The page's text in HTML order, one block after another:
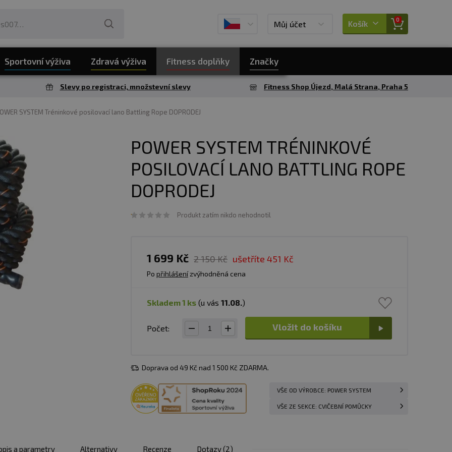
Můj účet Košík 0
Sportovní výživa Zdravá výživa Fitness doplňky Značky
Slevy po registraci, množstevní slevy Fitness Shop Újezd, Malá Strana, Praha 5
SYSTEM Tréninkové posilovací lano Battling Rope DOPRODEJ
POWER SYSTEM TRÉNINKOVÉ
POSILOVACÍ LANO BATTLING ROPE
DOPRODEJ
Produkt zatím nikdo nehodnotil
1 699 Kč 2 150 Kč ušetříte 451 Kč
Po přihlášenízvýhodněná cena
skladem 1 ks (u vás 11.08.)
Počet: Vložit do košíku
Doprava od 49 Kč nad 1 500 Kč ZDARMA.
VŠE OD VÝROBCE: POWER SYSTEM
VŠE ZE SEKCE: CVIČEBNÍ POMŮCKY
a parametry Alternativy Recenze Dotazy(2)